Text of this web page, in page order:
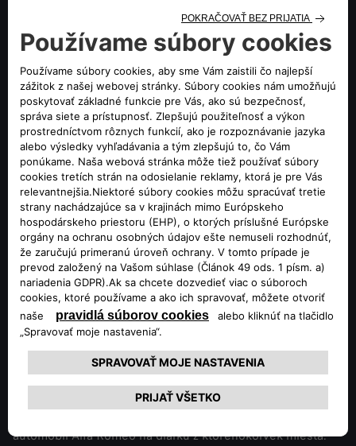
ZISTIŤ VIAC
Lepšia interakcia vďaka najmodernejšej
Služby digitálnej konektivity Alfa Connect vám poskytujú
automobil Alfa Romeo na diaľku z ktoréhokoľvek miesta.